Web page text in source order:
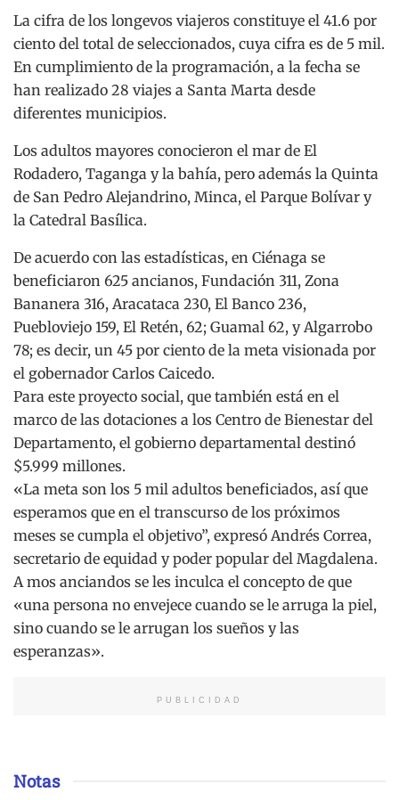
La cifra de los longevos viajeros constituye el 41.6 por
ciento del total de seleccionados, cuya cifra es de 5 mil.
En cumplimiento de la programación, a la fecha se
han realizado 28 viajes a Santa Marta desde
diferentes municipios.
Los adultos mayores conocieron el mar de El
Rodadero, Taganga y la bahía, pero además la Quinta
de San Pedro Alejandrino, Minca, el Parque Bolívar y
la Catedral Basílica.
De acuerdo con las estadísticas, en Ciénaga se
beneficiaron 625 ancianos, Fundación 311, Zona
Bananera 316, Aracataca 230, El Banco 236,
Puebloviejo 159, El Retén, 62; Guamal 62, y Algarrobo
78; es decir, un 45 por ciento de la meta visionada por
el gobernador Carlos Caicedo.
Para este proyecto social, que también está en el
marco de las dotaciones a los Centro de Bienestar del
Departamento, el gobierno departamental destinó
$5.999 millones.
«La meta son los 5 mil adultos beneficiados, así que
esperamos que en el transcurso de los próximos
meses se cumpla el objetivo”, expresó Andrés Correa,
secretario de equidad y poder popular del Magdalena.
A mos anciandos se les inculca el concepto de que
«una persona no envejece cuando se le arruga la piel,
sino cuando se le arrugan los sueños y las
esperanzas».
PUBLICIDAD
Notas